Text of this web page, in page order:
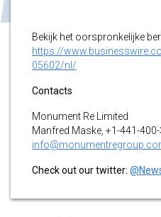
Bekijk het oorspronkelijke
https://
05602/nl/
Contacts
Monument Re Limited
Manfred Maske, +1-441-
Check out our twitter: